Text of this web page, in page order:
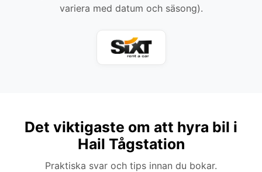
variera med datum och säsong).
Det viktigaste om att hyra bil i
Hail Tågstation
Praktiska svar och tips innan du bokar.